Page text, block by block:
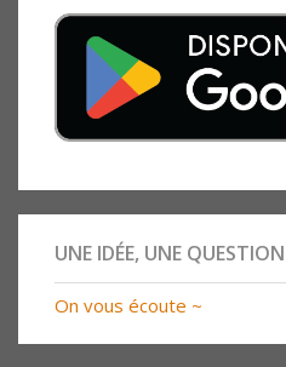
UNE IDÉE, UNE
On vous écoute ~